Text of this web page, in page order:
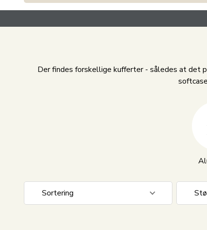
Der findes forskellige kufferter - således at det
Sortering